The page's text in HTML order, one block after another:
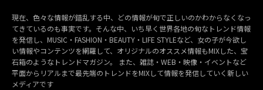
現在、色々な情報が錯乱する中、どの情報が旬で正しいのかわからなくなっ
てきているのも事実です。そんな中、いち早く世界各地の旬なトレンド情報
を発信し、MUSIC・FASHION・BEAUTY・LIFE STYLEなど、女の子が今欲し
い情報やコンテンツを網羅して、オリジナルのオススメ情報もMIXした、宝
石箱のようなトレンドマガジン。 また、雑誌・WEB・映像・イベントなど
平面からリアルまで最先端のトレンドをMIXして情報を発信していく新しい
メディアです